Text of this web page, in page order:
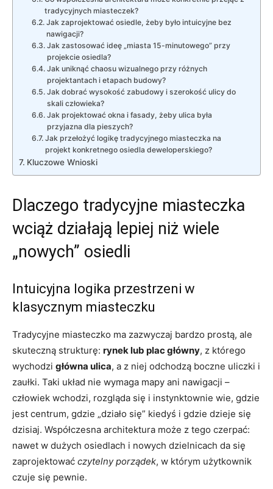
tradycyjnych miasteczek?
Jak zaprojektować osiedle, żeby było intuicyjne bez
nawigacji?
Jak zastosować ideę „miasta 15-minutowego” przy
projekcie osiedla?
Jak uniknąć chaosu wizualnego przy różnych
projektantach i etapach budowy?
Jak dobrać wysokość zabudowy i szerokość ulicy do
skali człowieka?
Jak projektować okna i fasady, żeby ulica była
przyjazna dla pieszych?
Jak przełożyć logikę tradycyjnego miasteczka na
projekt konkretnego osiedla deweloperskiego?
Kluczowe Wnioski
Dlaczego tradycyjne miasteczka
wciąż działają lepiej niż wiele
„nowych” osiedli
Intuicyjna logika przestrzeni w
klasycznym miasteczku
Tradycyjne miasteczko ma zazwyczaj bardzo prostą, ale
skuteczną strukturę: rynek lub plac główny, z którego
wychodzi główna ulica, a z niej odchodzą boczne uliczki i
zaułki. Taki układ nie wymaga mapy ani nawigacji –
człowiek wchodzi, rozgląda się i instynktownie wie, gdzie
jest centrum, gdzie „działo się” kiedyś i gdzie dzieje się
dzisiaj. Współczesna architektura może z tego czerpać:
nawet w dużych osiedlach i nowych dzielnicach da się
zaprojektować czytelny porządek, w którym użytkownik
czuje się pewnie.